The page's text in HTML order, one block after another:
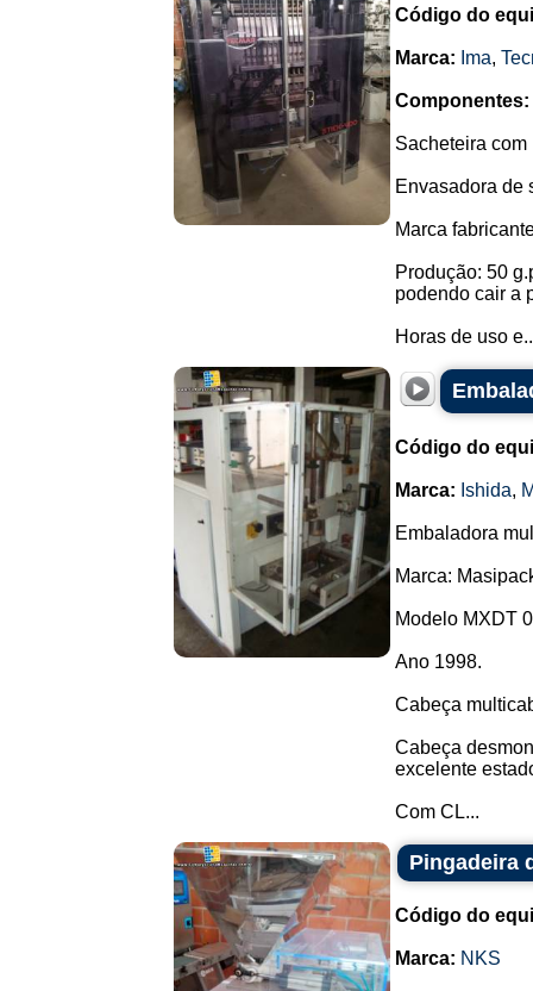
Código do
Marca: Ima,
Componentes:
Sacheteira com
Envasadora de
Marca
Produção: 50
podendo cair a
Horas de uso
Código do
Marca: Ishida,
Embaladora
Marca:
Modelo MXDT
Ano 1998.
Cabeça
Cabeça
excelente
Com CL...
Pingadeira
Código do
Marca: NKS